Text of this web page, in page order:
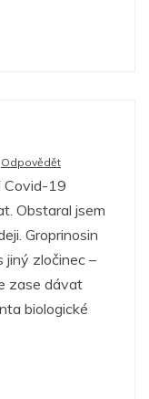
Odpovědět
Covid-19
Obstaral jsem
Groprinosin
jiný zločinec –
zase dávat
biologické